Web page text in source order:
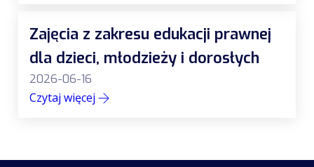
Zajęcia z zakresu edukacji prawnej
dla dzieci, młodzieży i dorosłych
2026-06-16
Czytaj więcej